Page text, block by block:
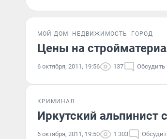
МОЙ ДОМ НЕДВИЖИМОСТЬ ГОРОД
Цены на
6 октября, 2011, 19:56 137 Обсудить
КРИМИНАЛ
Иркутский альпинист
6 октября, 2011, 19:50 1 303